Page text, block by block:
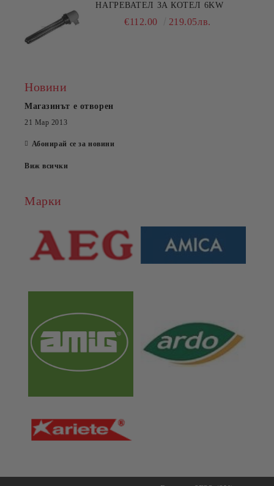
НАГРЕВАТЕЛ ЗА КОТЕЛ 6KW
€112.00 219.05лв.
Новини
Магазинът е отворен
21 Мар 2013
Абонирай се за новини
Виж всички
Марки